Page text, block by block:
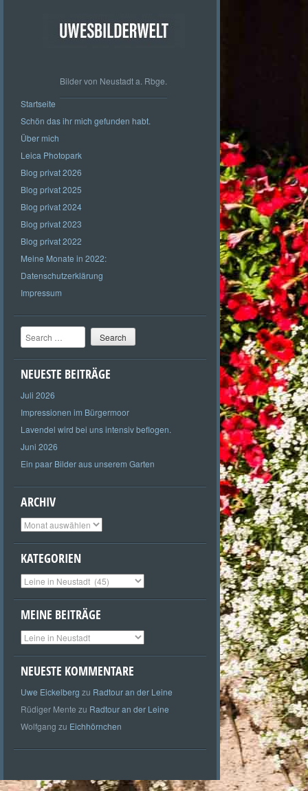
Bilder von Neustadt a. Rbge.
Startseite
Schön das ihr mich gefunden habt.
Über mich
Leica Photopark
Blog privat 2026
Blog privat 2025
Blog privat 2024
Blog privat 2023
Blog privat 2022
Meine Monate in 2022:
Datenschutzerklärung
Impressum
Search
NEUESTE BEITRÄGE
Juli 2026
Impressionen im Bürgermoor
Lavendel wird bei uns intensiv beflogen.
Juni 2026
Ein paar Bilder aus unserem Garten
ARCHIV
Archiv
KATEGORIEN
Kategorien
MEINE BEITRÄGE
Meine
Beiträge
NEUESTE KOMMENTARE
Uwe Eickelberg zu Radtour an der Leine
Rüdiger Mente zu Radtour an der Leine
Wolfgang zu Eichhörnchen